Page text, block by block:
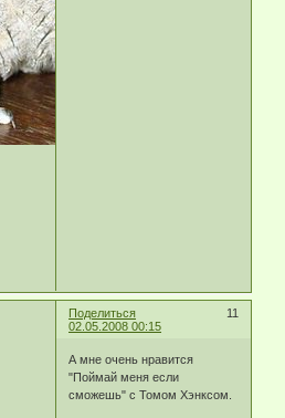
Поделиться
11
02.05.2008 00:15
А мне очень нравится
"Поймай меня если
сможешь" с Томом Хэнксом.